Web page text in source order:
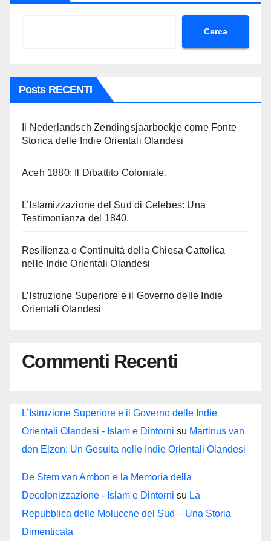
Cerca
Posts RECENTI
Il Nederlandsch Zendingsjaarboekje come Fonte
Storica delle Indie Orientali Olandesi
Aceh 1880: Il Dibattito Coloniale.
L’Islamizzazione del Sud di Celebes: Una
Testimonianza del 1840.
Resilienza e Continuità della Chiesa Cattolica
nelle Indie Orientali Olandesi
L’Istruzione Superiore e il Governo delle Indie
Orientali Olandesi
Commenti Recenti
L’Istruzione Superiore e il Governo delle Indie
Orientali Olandesi - Islam e Dintorni su Martinus van
den Elzen: Un Gesuita nelle Indie Orientali Olandesi
De Stem van Ambon e la Memoria della
Decolonizzazione - Islam e Dintorni su La
Repubblica delle Molucche del Sud – Una Storia
Dimenticata